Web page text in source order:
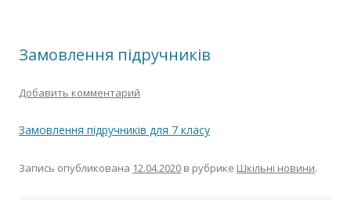
Замовлення підручників
Добавить комментарий
Замовлення підручників для 7 класу
Запись опубликована 12.04.2020 в рубрике Шкільні новини.